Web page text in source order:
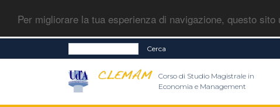
Per migliorare la tua esperienza di navigazione, questo
Cerca
Corso di Studio Magistrale in
Economia e Management